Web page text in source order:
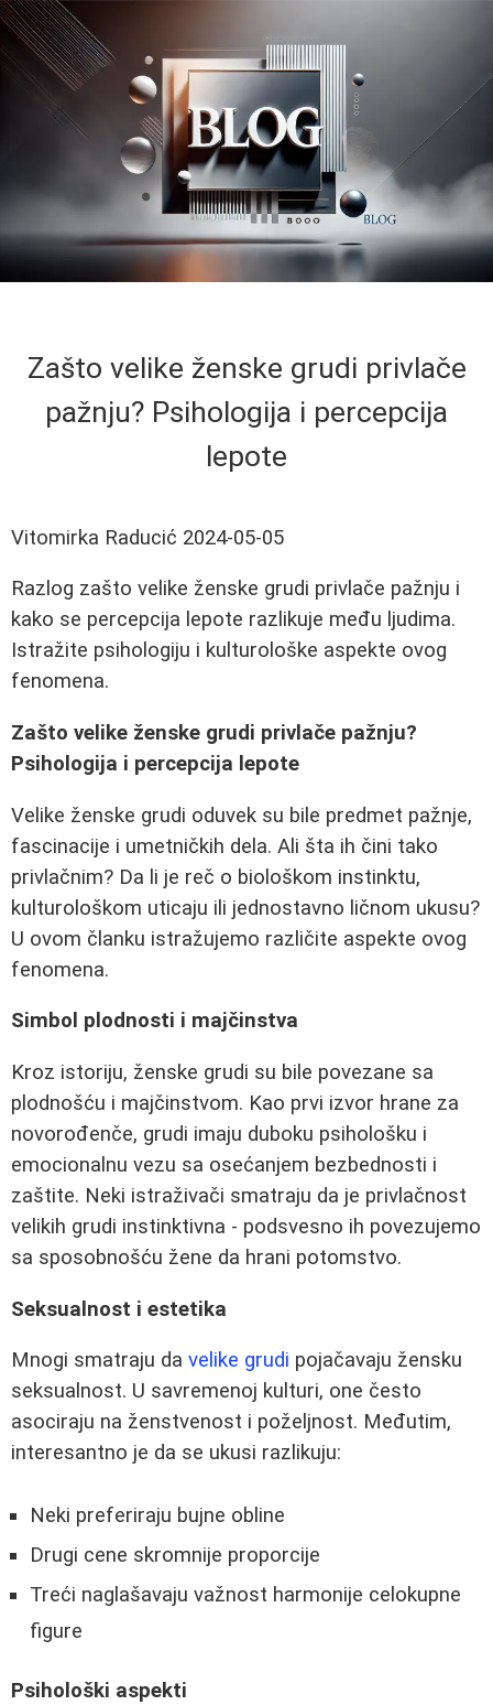
Zašto velike ženske grudi privlače
pažnju? Psihologija i percepcija
lepote
Vitomirka Raducić 2024-05-05
Razlog zašto velike ženske grudi privlače pažnju i
kako se percepcija lepote razlikuje među ljudima.
Istražite psihologiju i kulturološke aspekte ovog
fenomena.
Zašto velike ženske grudi privlače pažnju?
Psihologija i percepcija lepote
Velike ženske grudi oduvek su bile predmet pažnje,
fascinacije i umetničkih dela. Ali šta ih čini tako
privlačnim? Da li je reč o biološkom instinktu,
kulturološkom uticaju ili jednostavno ličnom ukusu?
U ovom članku istražujemo različite aspekte ovog
fenomena.
Simbol plodnosti i majčinstva
Kroz istoriju, ženske grudi su bile povezane sa
plodnošću i majčinstvom. Kao prvi izvor hrane za
novorođenče, grudi imaju duboku psihološku i
emocionalnu vezu sa osećanjem bezbednosti i
zaštite. Neki istraživači smatraju da je privlačnost
velikih grudi instinktivna - podsvesno ih povezujemo
sa sposobnošću žene da hrani potomstvo.
Seksualnost i estetika
Mnogi smatraju da velike grudi pojačavaju žensku
seksualnost. U savremenoj kulturi, one često
asociraju na ženstvenost i poželjnost. Međutim,
interesantno je da se ukusi razlikuju:
Neki preferiraju bujne obline
Drugi cene skromnije proporcije
Treći naglašavaju važnost harmonije celokupne
figure
Psihološki aspekti